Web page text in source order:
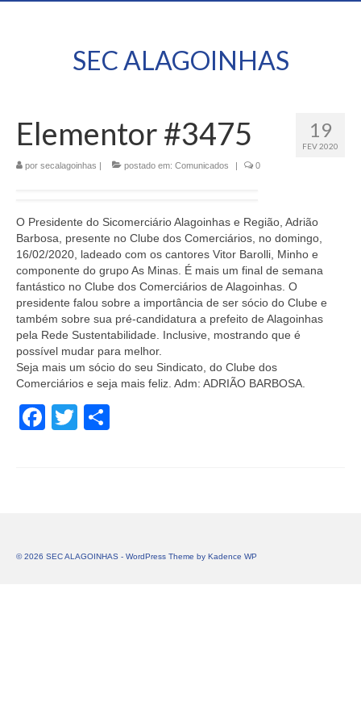
SEC ALAGOINHAS
19
FEV 2020
Elementor #3475
por secalagoinhas | postado em: Comunicados | 0
O Presidente do Sicomerciário Alagoinhas e Região, Adrião
Barbosa, presente no Clube dos Comerciários, no domingo,
16/02/2020, ladeado com os cantores Vitor Barolli, Minho e
componente do grupo As Minas. É mais um final de semana
fantástico no Clube dos Comerciários de Alagoinhas. O
presidente falou sobre a importância de ser sócio do Clube e
também sobre sua pré-candidatura a prefeito de Alagoinhas
pela Rede Sustentabilidade. Inclusive, mostrando que é
possível mudar para melhor.
Seja mais um sócio do seu Sindicato, do Clube dos
Comerciários e seja mais feliz. Adm: ADRIÃO BARBOSA.
Facebook
Twitter
© 2026 SEC ALAGOINHAS - WordPress Theme by Kadence WP